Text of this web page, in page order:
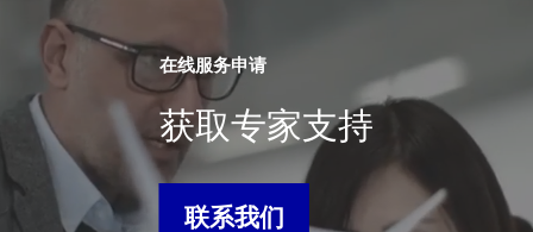
在线服务申请
获取专家支持
联系我们